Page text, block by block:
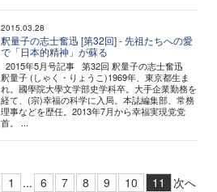
2015.03.28
釈量子の志士奮迅 [第32回] - 先祖たちへの愛
で「日本的精神」が蘇る
2015年5月号記事 第32回 釈量子の志士奮迅
釈量子 (しゃく・りょうこ)1969年、東京都生ま
れ。國學院大學文学部史学科卒。大手企業勤務を
経て、(宗)幸福の科学に入局。本誌編集部、常務
理事などを歴任。2013年7月から幸福実現党党
首。 ...
1 ... 6 7 8 9 10 11 次へ